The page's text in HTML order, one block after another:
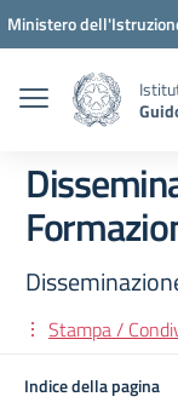
Vai ai contenuti
Vai al menu di
Vai al footer
Ministero
Stampa /
Indice della pagina